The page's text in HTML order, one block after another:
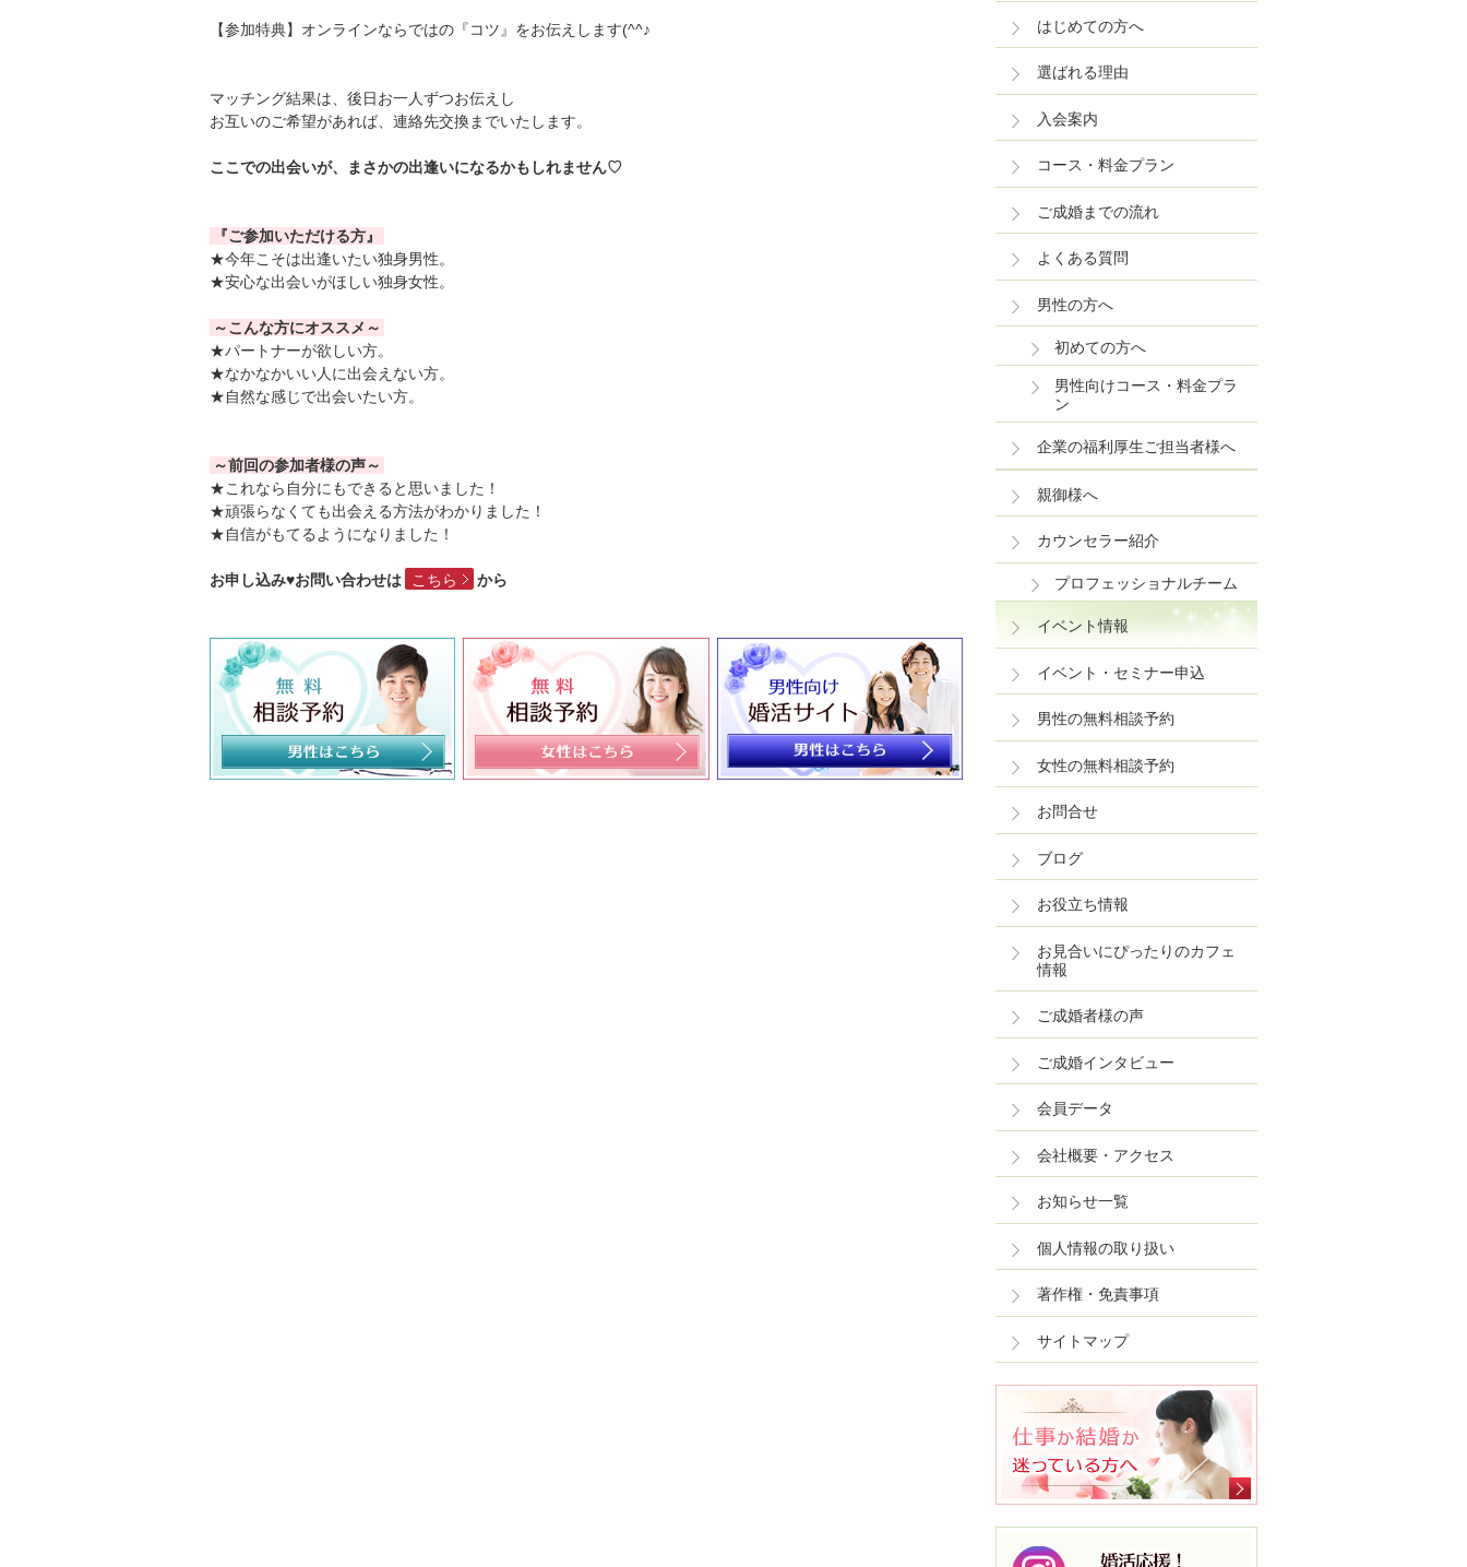
【参加特典】オンラインならではの『コツ』をお伝えします(^^♪
マッチング結果は、後日お一人ずつお伝えし
お互いのご希望があれば、連絡先交換までいたします。
ここでの出会いが、まさかの出逢いになるかもしれません♡
『ご参加いただける方』
★今年こそは出逢いたい独身男性。
★安心な出会いがほしい独身女性。
～こんな方にオススメ～
★パートナーが欲しい方。
★なかなかいい人に出会えない方。
★自然な感じで出会いたい方。
～前回の参加者様の声～
★これなら自分にもできると思いました！
★頑張らなくても出会える方法がわかりました！
★自信がもてるようになりました！
お申し込み♥お問い合わせは こちら から
はじめての方へ
選ばれる理由
入会案内
コース・料金プラン
ご成婚までの流れ
よくある質問
男性の方へ
初めての方へ
男性向けコース・料金プラ
ン
企業の福利厚生ご担当者様へ
親御様へ
カウンセラー紹介
プロフェッショナルチーム
イベント情報
イベント・セミナー申込
男性の無料相談予約
女性の無料相談予約
お問合せ
ブログ
お役立ち情報
お見合いにぴったりのカフェ
情報
ご成婚者様の声
ご成婚インタビュー
会員データ
会社概要・アクセス
お知らせ一覧
個人情報の取り扱い
著作権・免責事項
サイトマップ